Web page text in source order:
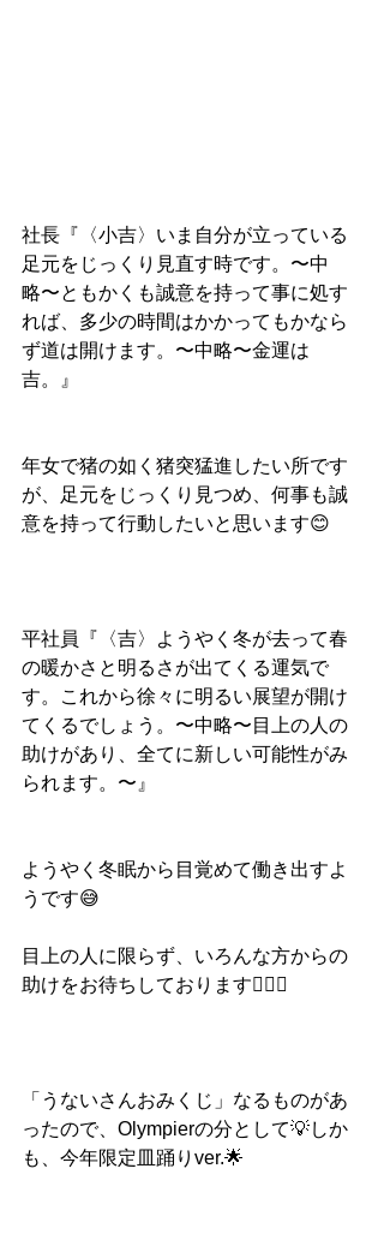
社長『〈小吉〉いま自分が立っている
足元をじっくり見直す時です。〜中
略〜ともかくも誠意を持って事に処す
れば、多少の時間はかかってもかなら
ず道は開けます。〜中略〜金運は
吉。』
年女で猪の如く猪突猛進したい所です
が、足元をじっくり見つめ、何事も誠
意を持って行動したいと思います😊
平社員『〈吉〉ようやく冬が去って春
の暖かさと明るさが出てくる運気で
す。これから徐々に明るい展望が開け
てくるでしょう。〜中略〜目上の人の
助けがあり、全てに新しい可能性がみ
られます。〜』
ようやく冬眠から目覚めて働き出すよ
うです😅
目上の人に限らず、いろんな方からの
助けをお待ちしております🙇🏻‍♂️
「うないさんおみくじ」なるものがあ
ったので、Olympierの分として💡しか
も、今年限定皿踊りver.🌟